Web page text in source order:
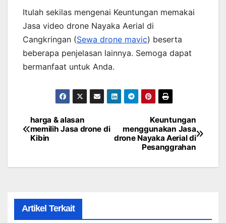
Itulah sekilas mengenai Keuntungan memakai
Jasa video drone Nayaka Aerial di
Cangkringan (Sewa drone mavic) beserta
beberapa penjelasan lainnya. Semoga dapat
bermanfaat untuk Anda.
Post
navigation
Keuntungan
menggunakan Jasa
drone Nayaka Aerial di
Pesanggrahan
harga & alasan
memilih Jasa drone di
Kibin
Artikel Terkait